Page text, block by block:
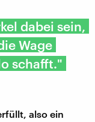
dabei sein,
Wage
schafft."
also ein